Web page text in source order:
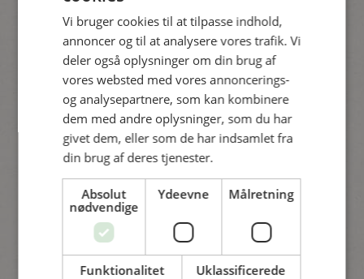
Køkkenhaven
For opbygning af jordens indhold af humus, giver det en
god effekt at tilføre jordforbedring både forår og
efterår. Du lægger et lag på 3 – 5 cm, som arbejdes godt
ned i den eksisterende jord. Du kan også vælge at lægge
jordforbedring mellem afgrøderne. Her er det vigtigt, at
grøntsagerne er kommet godt op af jorden. Vær
opmærksom på, at nogle grøntsager ikke tåler
jordforbedring med høj gødningsværdi. Spørg i dit
plantecenter.
Vi bruger cookies til at tilpasse indhold,
annoncer og til at analysere vores trafik. Vi
deler også oplysninger om din brug af
vores websted med vores annoncerings-
og analysepartnere, som kan kombinere
dem med andre oplysninger, som du har
givet dem, eller som de har indsamlet fra
din brug af deres tjenester.
Absolut
nødvendige
Ydeevne Målretning
Funktionalitet Uklassificerede